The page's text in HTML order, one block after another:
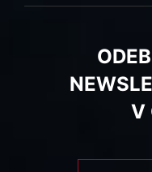
V